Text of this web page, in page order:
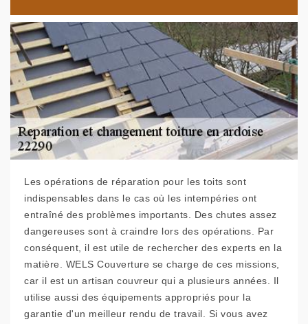
Les opérations de réparation pour les toits sont
indispensables dans le cas où les intempéries ont
entraîné des problèmes importants. Des chutes assez
dangereuses sont à craindre lors des opérations. Par
conséquent, il est utile de rechercher des experts en la
matière. WELS Couverture se charge de ces missions,
car il est un artisan couvreur qui a plusieurs années. Il
utilise aussi des équipements appropriés pour la
garantie d'un meilleur rendu de travail. Si vous avez